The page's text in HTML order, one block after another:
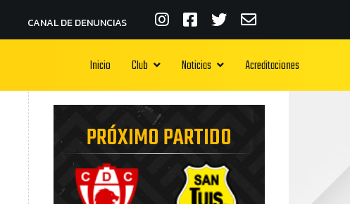
CANAL DE DENUNCIAS
Inicio Club Noticias Acreditaciones
PRÓXIMO PARTIDO